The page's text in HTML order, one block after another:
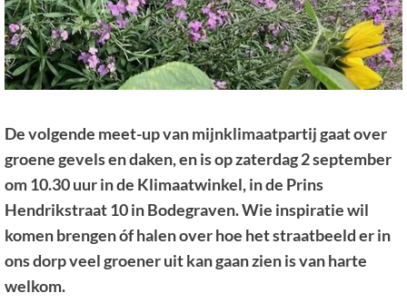
De volgende meet-up van mijnklimaatpartij gaat over
groene gevels en daken, en is op zaterdag 2 september
om 10.30 uur in de Klimaatwinkel, in de Prins
Hendrikstraat 10 in Bodegraven. Wie inspiratie wil
komen brengen óf halen over hoe het straatbeeld er in
ons dorp veel groener uit kan gaan zien is van harte
welkom.